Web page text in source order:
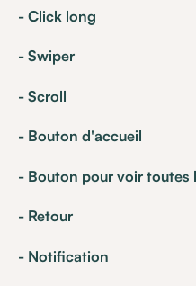
- Click long
- Swiper
- Scroll
- Bouton d'accueil
- Bouton pour voir toutes
- Retour
- Notification